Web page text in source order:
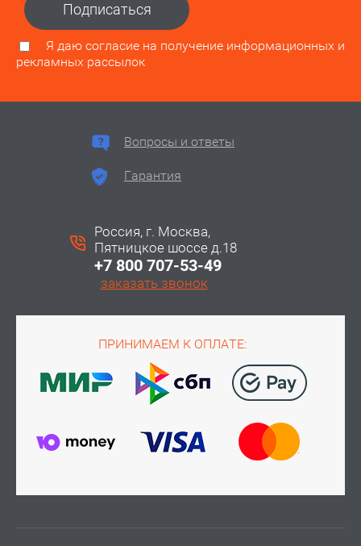
Подписаться
Я даю согласие на получение информационных и
рекламных рассылок
Вопросы и ответы
Гарантия
Россия, г. Москва,
Пятницкое шоссе д.18
+7 800 707-53-49
заказать звонок
ПРИНИМАЕМ К ОПЛАТЕ: